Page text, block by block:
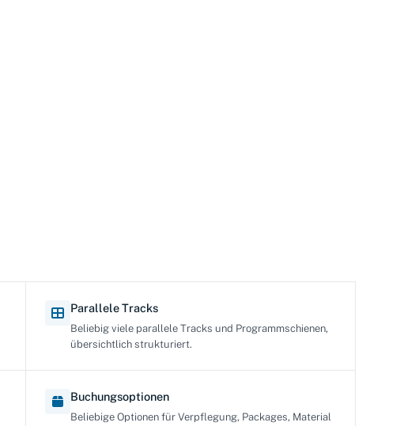
Parallele Tracks
Beliebig viele parallele Tracks und Programmschienen,
übersichtlich strukturiert.
Buchungsoptionen
Beliebige Optionen für Verpflegung, Packages, Material